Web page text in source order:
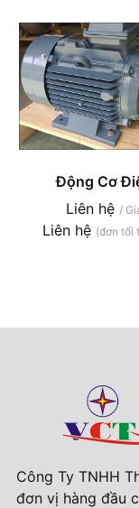
Động Cơ
Liên hệ /
Liên hệ (đơn tối
Công Ty TNHH
đơn vị hàng đầu